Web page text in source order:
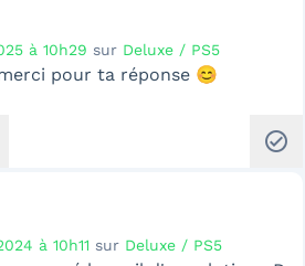
à 10h29 sur Deluxe / PS5
pour ta réponse 😊
check_circle
à 10h11 sur Deluxe / PS5